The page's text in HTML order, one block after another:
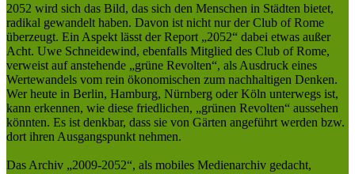
2052 wird sich das Bild, das sich den Menschen in Städten bietet,
radikal gewandelt haben. Davon ist nicht nur der Club of Rome
überzeugt. Ein Aspekt lässt der Report „2052“ dabei etwas außer
Acht. Uwe Schneidewind, ebenfalls Mitglied des Club of Rome,
verweist auf anstehende „grüne Revolten“, als Ausdruck eines
Wertewandels vom rein ökonomischen zum nachhaltigen Denken.
Wer heute in Berlin, Hamburg, Nürnberg oder Köln unterwegs ist,
kann erkennen, wie diese friedlichen, „grünen Revolten“ aussehen
könnten. Es ist denkbar, dass sie von Gärten angeführt werden bzw.
dort ihren Ausgangspunkt nehmen.
Das Archiv „2009-2052“, als mobiles Medienarchiv gedacht,